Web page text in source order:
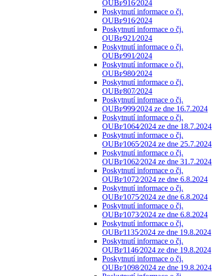
OUBr⁄916⁄2024
Poskytnutí informace o čj.
OUBr⁄916⁄2024
Poskytnutí informace o čj.
OUBr⁄921⁄2024
Poskytnutí informace o čj.
OUBr⁄991⁄2024
Poskytnutí informace o čj.
OUBr⁄980⁄2024
Poskytnutí informace o čj.
OUBr⁄807⁄2024
Poskytnutí informace o čj.
OUBr⁄999⁄2024 ze dne 16.7.2024
Poskytnutí informace o čj.
OUBr⁄1064⁄2024 ze dne 18.7.2024
Poskytnutí informace o čj.
OUBr⁄1065⁄2024 ze dne 25.7.2024
Poskytnutí informace o čj.
OUBr⁄1062⁄2024 ze dne 31.7.2024
Poskytnutí informace o čj.
OUBr⁄1072⁄2024 ze dne 6.8.2024
Poskytnutí informace o čj.
OUBr⁄1075⁄2024 ze dne 6.8.2024
Poskytnutí informace o čj.
OUBr⁄1073⁄2024 ze dne 6.8.2024
Poskytnutí informace o čj.
OUBr⁄1135⁄2024 ze dne 19.8.2024
Poskytnutí informace o čj.
OUBr⁄1146⁄2024 ze dne 19.8.2024
Poskytnutí informace o čj.
OUBr⁄1098⁄2024 ze dne 19.8.2024